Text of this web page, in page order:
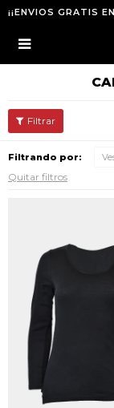
¡¡ENVIOS GRATIS

Filtrando por:
Quitar filtros